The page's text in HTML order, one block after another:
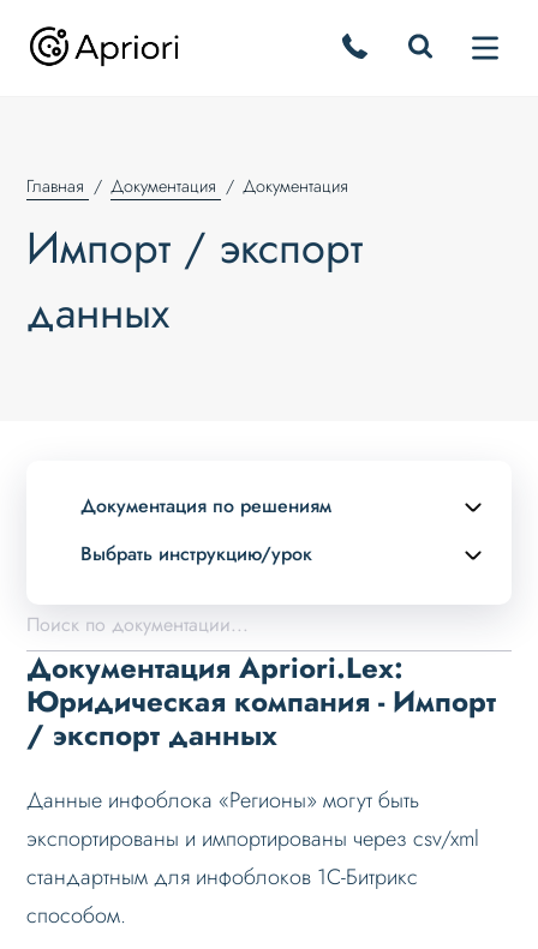
Главная Документация Документация
Импорт / экспорт
данных
Документация по решениям
Выбрать инструкцию/урок
Описание курса
Возможности
Примеры страниц
Установка и обновление
Дизайн
Оформление контента
Слайдер
Документация Apriori.Lex:
Юридическая компания - Импорт
/ экспорт данных
Данные инфоблока «Регионы» могут быть
экспортированы и импортированы через csv/xml
стандартным для инфоблоков 1С-Битрикс
способом.